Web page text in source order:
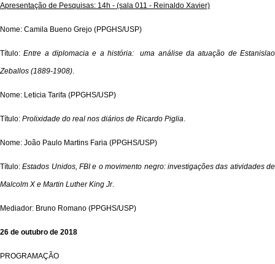
Apresentação de Pesquisas: 14h - (sala 011 - Reinaldo Xavier)
Nome: Camila Bueno Grejo (PPGHS/USP)
Título:Entre a diplomacia e a história: uma análise da atuação de Estanislao
Zeballos (1889-1908)
Nome: Leticia Tarifa (PPGHS/USP)
Título: Prolixidade do real nos diários de Ricardo Piglia
Nome: João Paulo Martins Faria (PPGHS/USP)
Título:Estados Unidos, FBI e o movimento negro: investigações das atividades de
Malcolm X e Martin Luther King Jr.
Mediador: Bruno Romano (PPGHS/USP)
26 de outubro de 2018
PROGRAMAÇÃO